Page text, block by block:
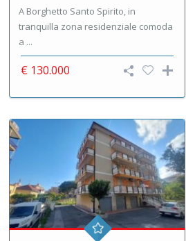
A Borghetto Santo Spirito, in
tranquilla zona residenziale comoda
a ...
€ 130.000